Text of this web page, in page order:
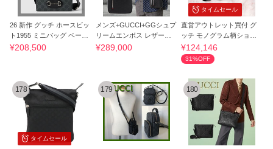
26 新作 グッチ ホースビッ
ト1955 ミニバッグ ベージ
ュ ブラック
¥208,500
メンズ+GUCCI+GGシュプ
リームエンボス レザーシ
ョルダーバッグ
¥289,000
タイムセール
直営アウトレット買付 グ
ッチ モノグラム柄ショル
ダーバッグ
¥124,146
31%OFF
タイムセール
178 179 180